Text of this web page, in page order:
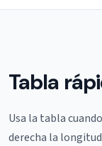
Tabla
Usa la tabla
derecha la